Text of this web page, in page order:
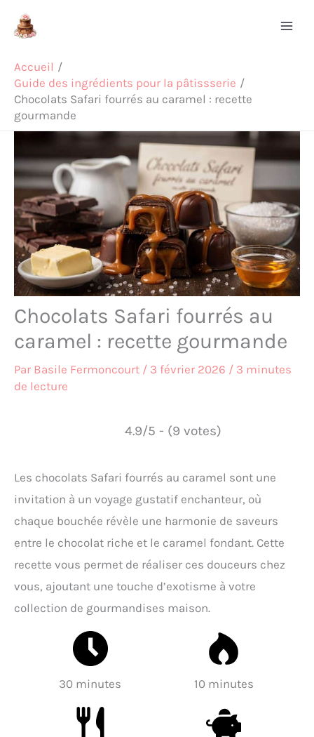
Accueil
Guide des ingrédients pour la pâtissserie
Chocolats Safari fourrés au caramel : recette
gourmande
Chocolats Safari fourrés au
caramel : recette gourmande
Par Basile Fermoncourt / 3 février 2026 / 3 minutes
de lecture
4.9/5 - (9 votes)
Les chocolats Safari fourrés au caramel sont une
invitation à un voyage gustatif enchanteur, où
chaque bouchée révèle une harmonie de saveurs
entre le chocolat riche et le caramel fondant. Cette
recette vous permet de réaliser ces douceurs chez
vous, ajoutant une touche d’exotisme à votre
collection de gourmandises maison.
30 minutes 10 minutes
Rechercher